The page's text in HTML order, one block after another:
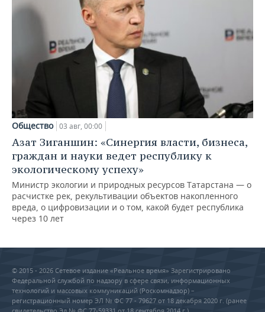
Общество 03 авг, 00:00
Азат Зиганшин: «Синергия власти, бизнеса,
граждан и науки ведет республику к
экологическому успеху»
Министр экологии и природных ресурсов Татарстана — о
расчистке рек, рекультивации объектов накопленного
вреда, о цифровизации и о том, какой будет республика
через 10 лет
© 2015 - 2026 Сетевое издание «Реальное время» Зарегистрировано
Федеральной службой по надзору в сфере связи, информационных
технологий и массовых коммуникаций (Роскомнадзор) –
регистрационный номер ЭЛ № ФС 77 - 79627 от 18 декабря 2020 г. (ранее